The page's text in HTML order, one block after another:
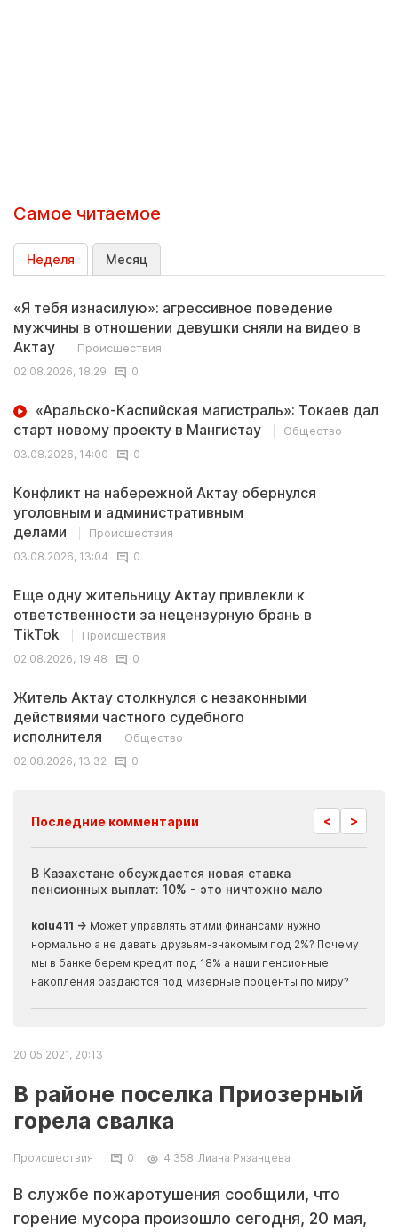
Самое читаемое
Неделя Месяц
«Я тебя изнасилую»: агрессивное поведение
мужчины в отношении девушки сняли на видео в
Актау
Происшествия
02.08.2026, 18:29
0
«Аральско-Каспийская магистраль»: Токаев дал
старт новому проекту в Мангистау
Общество
03.08.2026, 14:00
0
Конфликт на набережной Актау обернулся
уголовным и административным
делами
Происшествия
03.08.2026, 13:04
0
Еще одну жительницу Актау привлекли к
ответственности за нецензурную брань в
TikTok
Происшествия
02.08.2026, 19:48
0
Житель Актау столкнулся с незаконными
действиями частного судебного
исполнителя
Общество
02.08.2026, 13:32
0
Последние комментарии < >
В Казахстане обсуждается новая ставка
пенсионных выплат: 10% - это ничтожно мало
kolu411 → Может управлять этими финансами нужно
нормально а не давать друзьям-знакомым под 2%? Почему
мы в банке берем кредит под 18% а наши пенсионные
накопления раздаются под мизерные проценты по миру?
20.05.2021, 20:13
В районе поселка Приозерный
горела свалка
Происшествия 0 4 358 Лиана Рязанцева
В службе пожаротушения сообщили, что
горение мусора произошло сегодня, 20 мая,